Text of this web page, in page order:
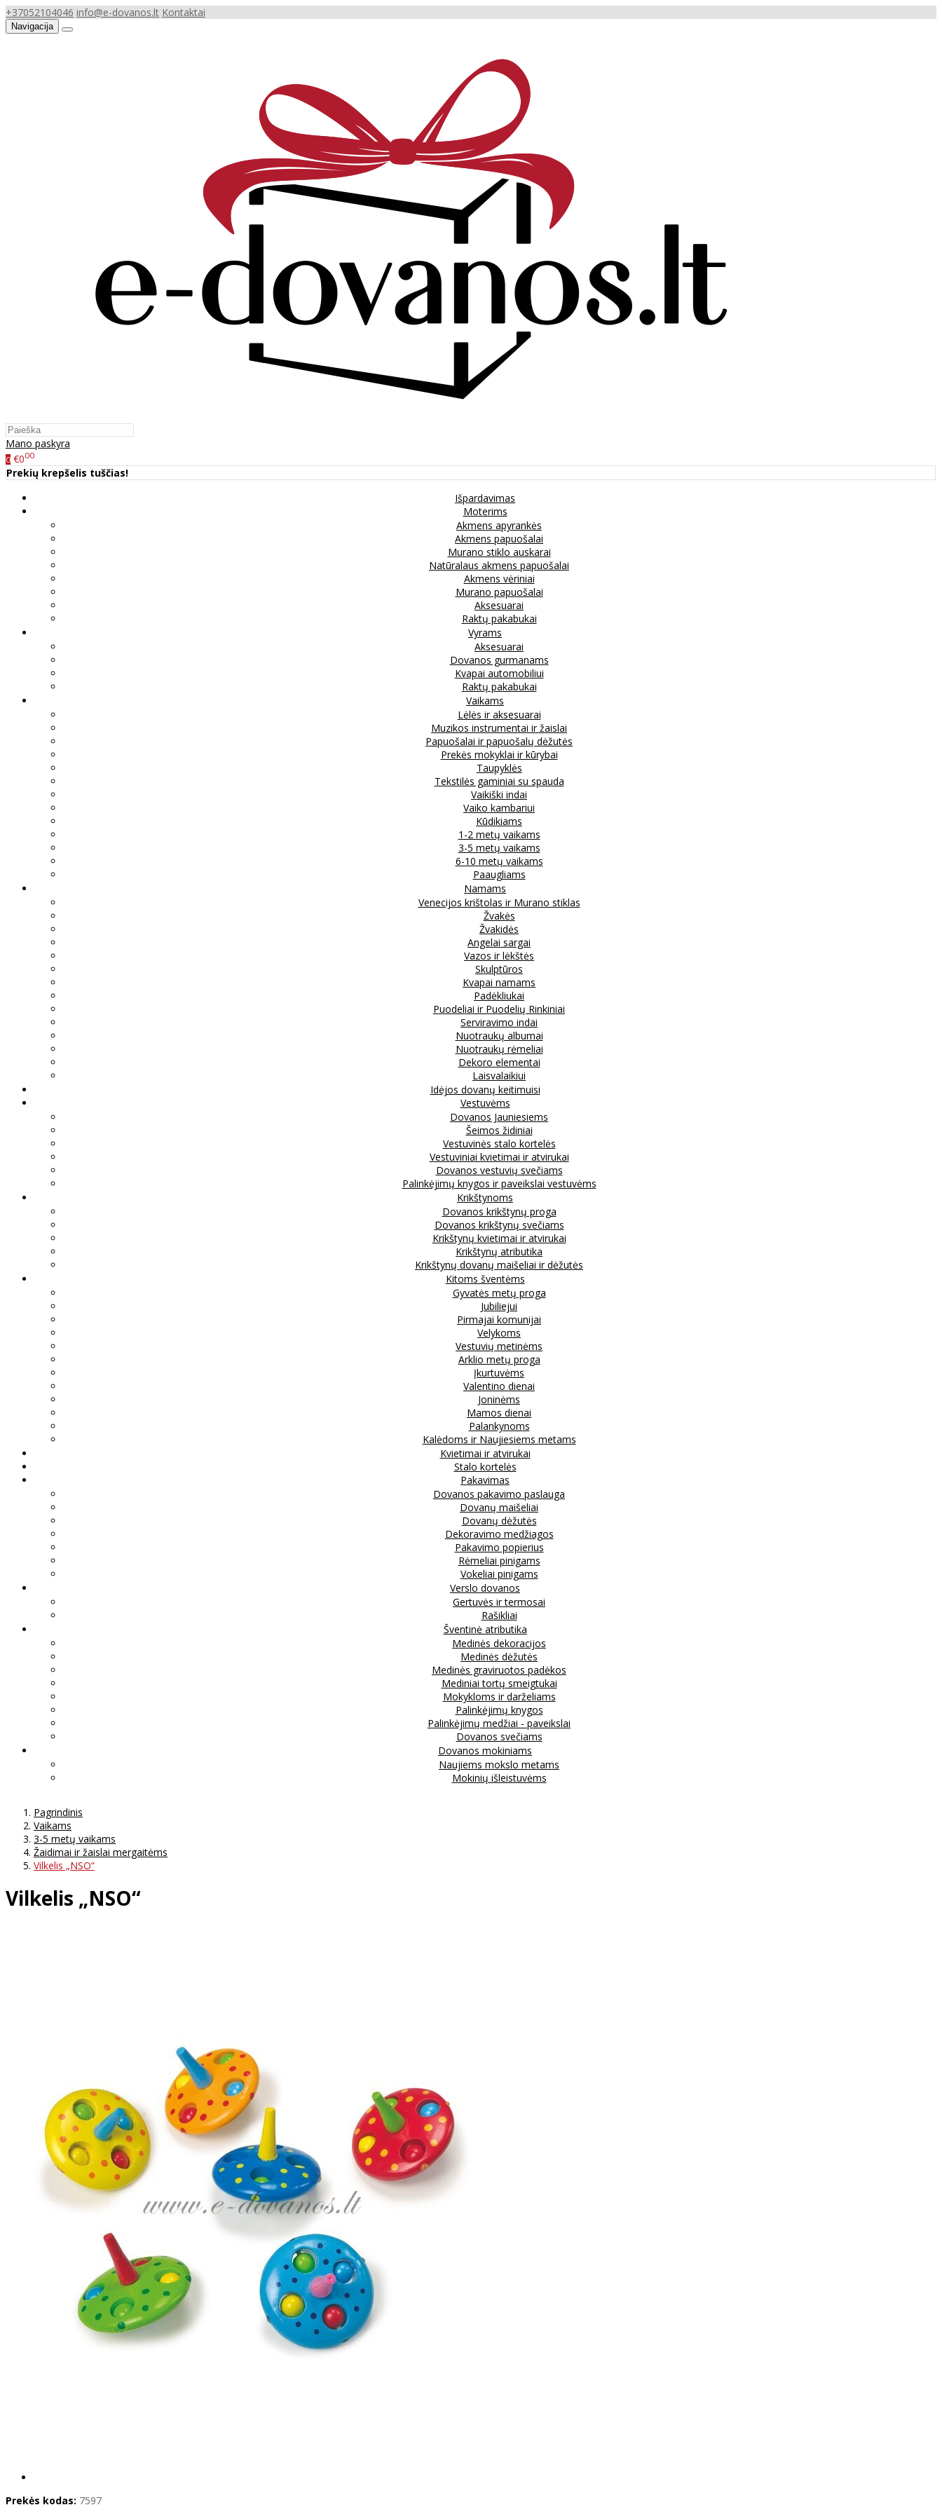
+37052104046 info@e-dovanos.lt Kontaktai
Navigacija
Mano paskyra
0 €000
Prekių krepšelis tuščias!
Išpardavimas
Moterims
Akmens apyrankės
Akmens papuošalai
Murano stiklo auskarai
Natūralaus akmens papuošalai
Akmens vėriniai
Murano papuošalai
Aksesuarai
Raktų pakabukai
Vyrams
Aksesuarai
Dovanos gurmanams
Kvapai automobiliui
Raktų pakabukai
Vaikams
Lėlės ir aksesuarai
Muzikos instrumentai ir žaislai
Papuošalai ir papuošalų dėžutės
Prekės mokyklai ir kūrybai
Taupyklės
Tekstilės gaminiai su spauda
Vaikiški indai
Vaiko kambariui
Kūdikiams
1-2 metų vaikams
3-5 metų vaikams
6-10 metų vaikams
Paaugliams
Namams
Venecijos krištolas ir Murano stiklas
Žvakės
Žvakidės
Angelai sargai
Vazos ir lėkštės
Skulptūros
Kvapai namams
Padėkliukai
Puodeliai ir Puodelių Rinkiniai
Serviravimo indai
Nuotraukų albumai
Nuotraukų rėmeliai
Dekoro elementai
Laisvalaikiui
Idėjos dovanų keitimuisi
Vestuvėms
Dovanos Jauniesiems
Šeimos židiniai
Vestuvinės stalo kortelės
Vestuviniai kvietimai ir atvirukai
Dovanos vestuvių svečiams
Palinkėjimų knygos ir paveikslai vestuvėms
Krikštynoms
Dovanos krikštynų proga
Dovanos krikštynų svečiams
Krikštynų kvietimai ir atvirukai
Krikštynų atributika
Krikštynų dovanų maišeliai ir dėžutės
Kitoms šventėms
Gyvatės metų proga
Jubiliejui
Pirmajai komunijai
Velykoms
Vestuvių metinėms
Arklio metų proga
Įkurtuvėms
Valentino dienai
Joninėms
Mamos dienai
Palankynoms
Kalėdoms ir Naujiesiems metams
Kvietimai ir atvirukai
Stalo kortelės
Pakavimas
Dovanos pakavimo paslauga
Dovanų maišeliai
Dovanų dėžutės
Dekoravimo medžiagos
Pakavimo popierius
Rėmeliai pinigams
Vokeliai pinigams
Verslo dovanos
Gertuvės ir termosai
Rašikliai
Šventinė atributika
Medinės dekoracijos
Medinės dėžutės
Medinės graviruotos padėkos
Mediniai tortų smeigtukai
Mokykloms ir darželiams
Palinkėjimų knygos
Palinkėjimų medžiai - paveikslai
Dovanos svečiams
Dovanos mokiniams
Naujiems mokslo metams
Mokinių išleistuvėms
Pagrindinis
Vaikams
3-5 metų vaikams
Žaidimai ir žaislai mergaitėms
Vilkelis „NSO“
Vilkelis „NSO“
Prekės kodas: 7597